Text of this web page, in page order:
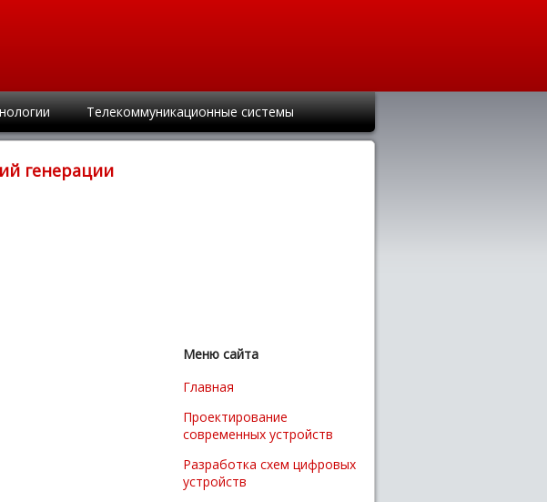
Телекоммуникационные системы
генерации
Меню сайта
Главная
Проектирование
современных устройств
Разработка схем цифровых
устройств